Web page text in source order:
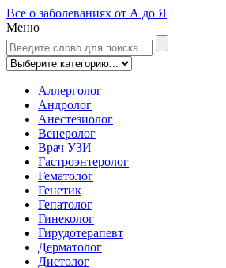
Все о заболеваниях от А до Я
Меню
Аллерголог
Андролог
Анестезиолог
Венеролог
Врач УЗИ
Гастроэнтеролог
Гематолог
Генетик
Гепатолог
Гинеколог
Гирудотерапевт
Дерматолог
Диетолог